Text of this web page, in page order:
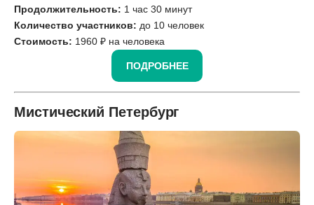
Продолжительность: 1 час 30 минут
Количество участников: до 10 человек
Стоимость: 1960 ₽ на человека
ПОДРОБНЕЕ
Мистический Петербург